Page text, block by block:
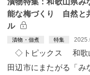
能な梅づくり 自然と
ル
漬物・佃煮 特集
◇トピックス 和歌
田辺市にまたがる「み